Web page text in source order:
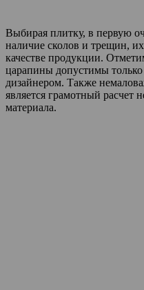
Выбирая плитку, в первую
наличие сколов и трещин,
качестве продукции.
царапины допустимы только
дизайнером. Также
является грамотный расчет
материала.